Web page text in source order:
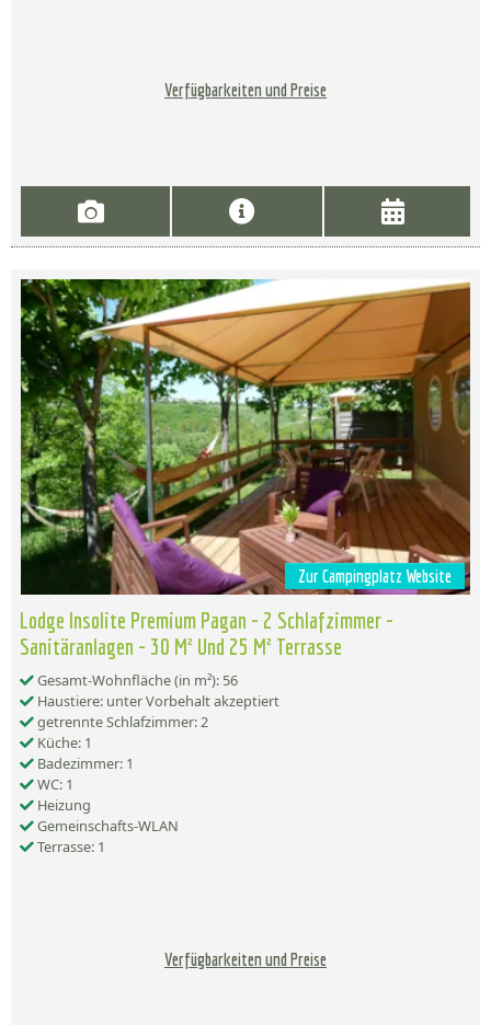
Verfügbarkeiten und Preise
Zur Campingplatz Website
Lodge Insolite Premium Pagan - 2 Schlafzimmer -
Sanitäranlagen - 30 M² Und 25 M² Terrasse
Gesamt-Wohnfläche (in m²): 56
Haustiere: unter Vorbehalt akzeptiert
getrennte Schlafzimmer: 2
Küche: 1
Badezimmer: 1
WC: 1
Heizung
Gemeinschafts-WLAN
Terrasse: 1
Verfügbarkeiten und Preise